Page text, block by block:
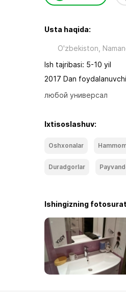
Usta haqida:
O'zbekiston,
Ish tajribasi: 5-10 yil
2017 Dan
любой универсал
Ixtisoslashuv:
Oshxonalar
Duradgorlar
Ishingizning